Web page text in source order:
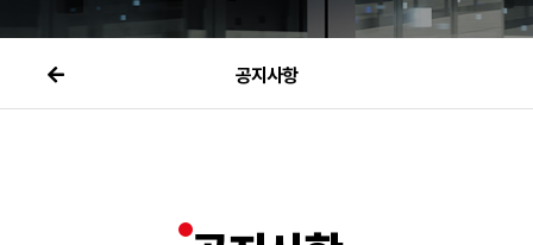
공지사항